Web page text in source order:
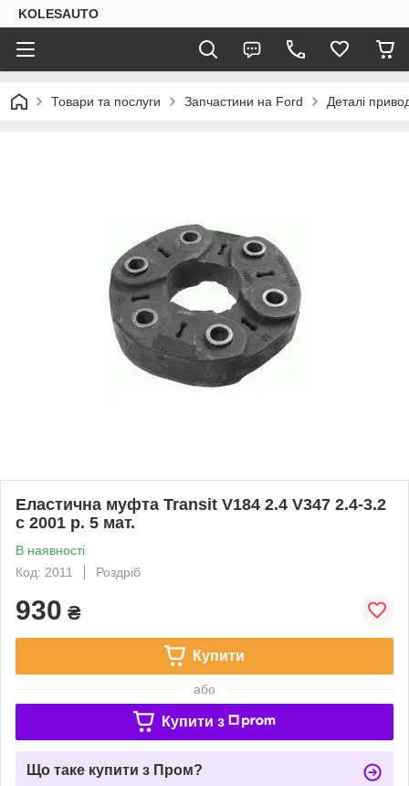
KOLESAUTO
Товари та послуги Запчастини на Ford Деталі
Еластична муфта Transit V184 2.4 V347 2.4-3.2
с 2001 р. 5 мат.
В наявності
Код: 2011
Роздріб
930 ₴
Купити
або
Купити з
Що таке купити з Пром?